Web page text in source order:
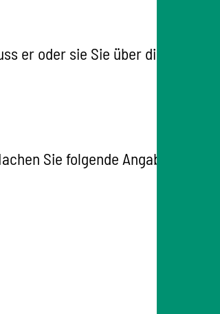
er oder sie Sie über die Folgen
Sie folgende Angaben: